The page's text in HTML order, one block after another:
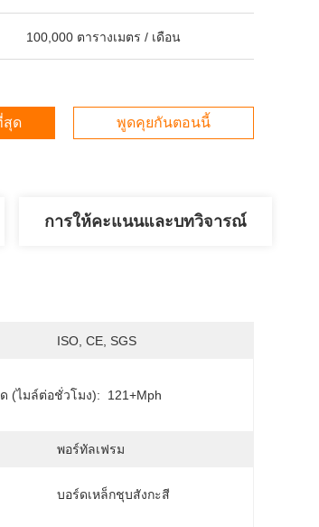
100,000 ตารางเมตร / เดือน
สุด พูดคุยกันตอนนี้
การให้คะแนนและบทวิจารณ์
ISO, CE, SGS
(ไมล์ต่อชั่วโมง): 121+mph
พอร์ทัลเฟรม
บอร์ดเหล็กชุบสังกะสี